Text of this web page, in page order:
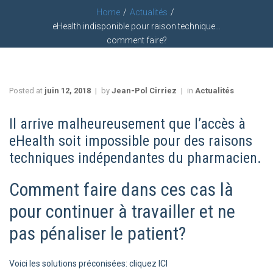
Home
Actualités
eHealth indisponible pour raison technique…
comment faire?
Posted at juin 12, 2018 by Jean-Pol Cirriez in Actualités
Il arrive malheureusement que l’accès à
eHealth soit impossible pour des raisons
techniques indépendantes du pharmacien.
Comment faire dans ces cas là
pour continuer à travailler et ne
pas pénaliser le patient?
Voici les solutions préconisées: cliquez ICI